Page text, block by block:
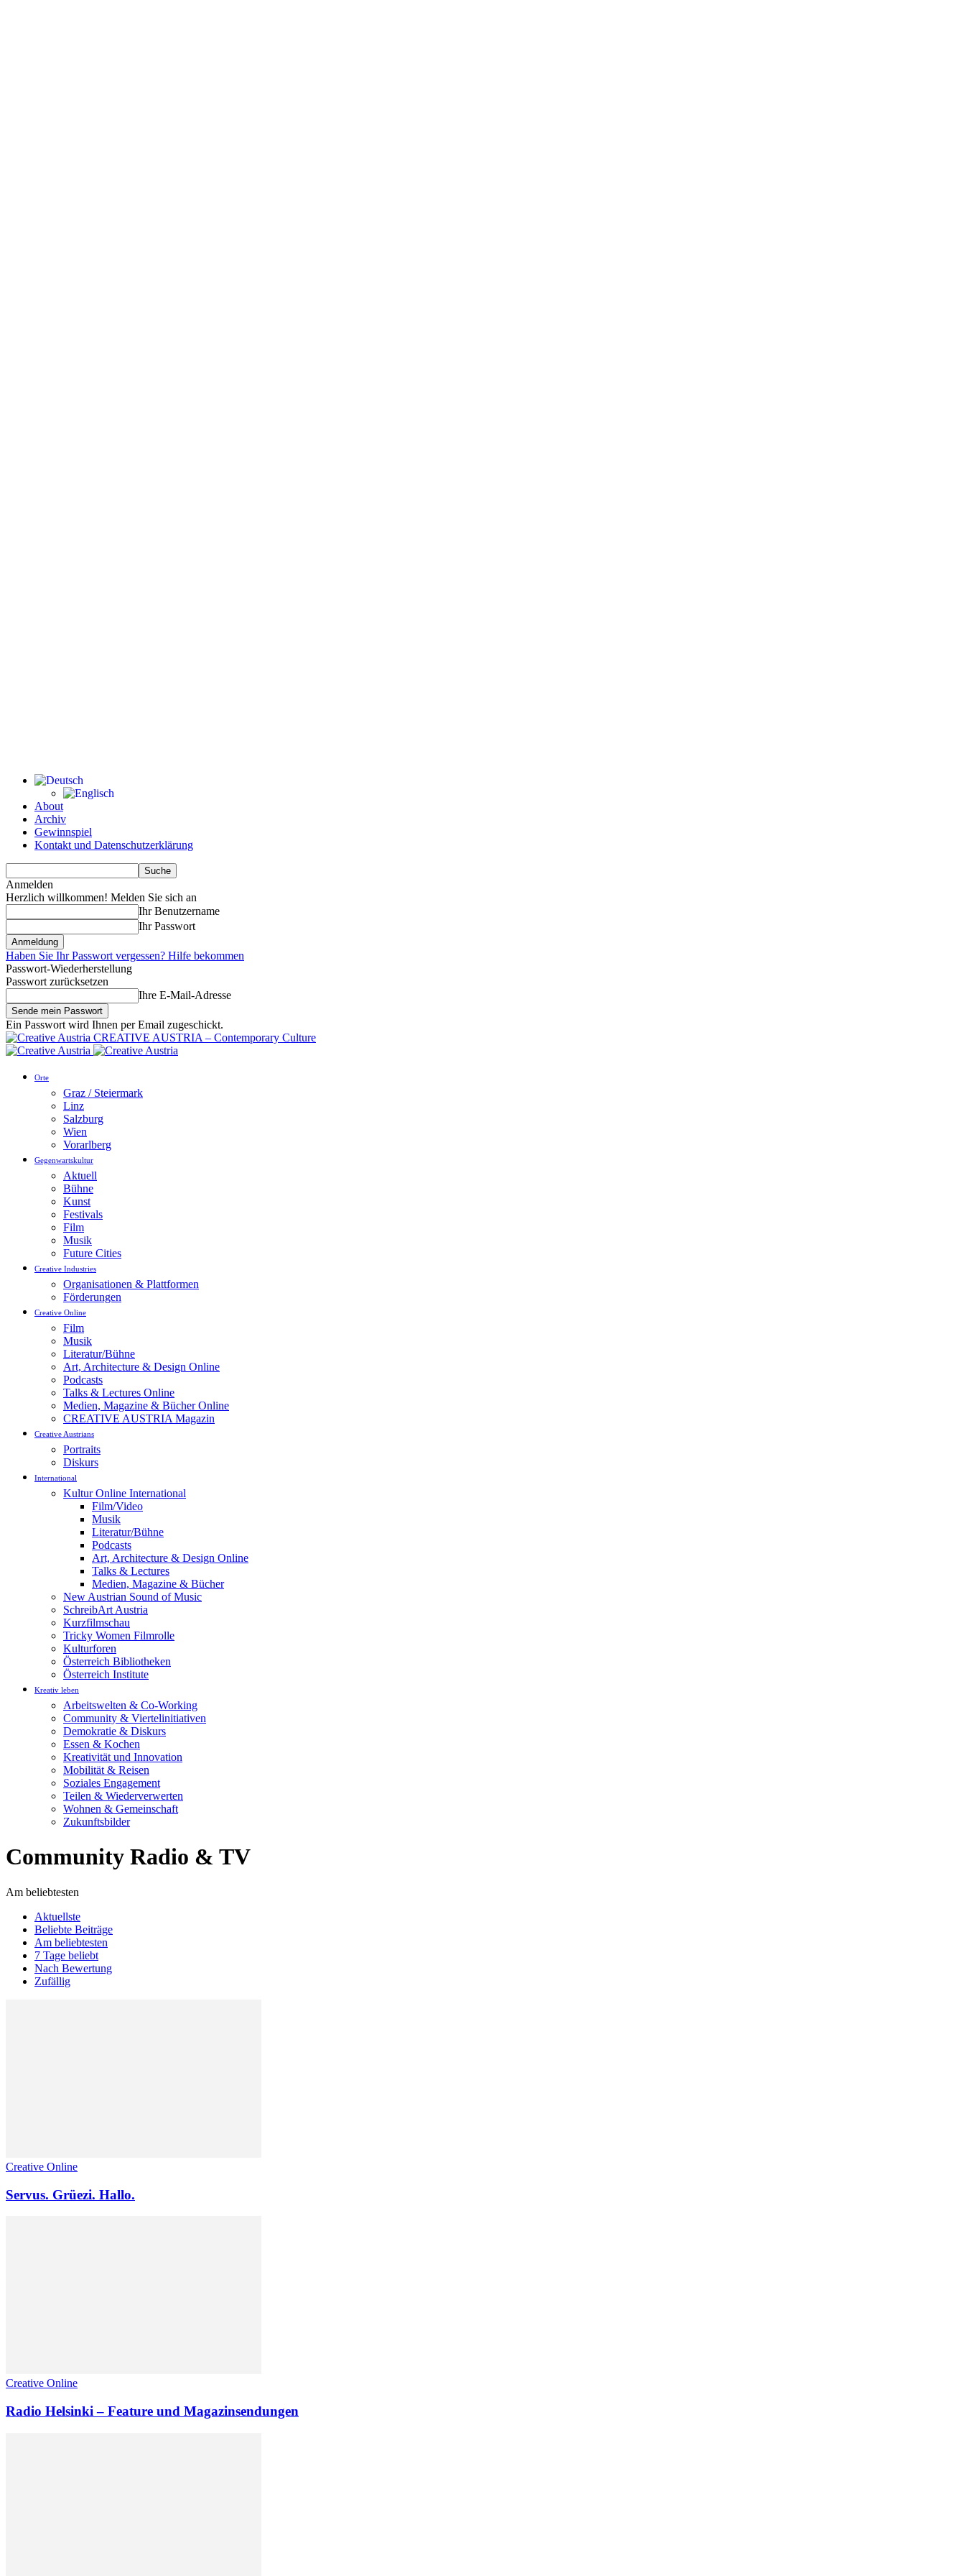
About
Archiv
Gewinnspiel
Kontakt und Datenschutzerklärung
Anmelden
Herzlich willkommen! Melden Sie sich an
Ihr Benutzername
Ihr Passwort
Haben Sie Ihr Passwort vergessen? Hilfe bekommen
Passwort-Wiederherstellung
Passwort zurücksetzen
Ihre E-Mail-Adresse
Ein Passwort wird Ihnen per Email zugeschickt.
CREATIVE AUSTRIA – Contemporary Culture
Orte
Graz / Steiermark
Linz
Salzburg
Wien
Vorarlberg
Gegenwartskultur
Aktuell
Bühne
Kunst
Festivals
Film
Musik
Future Cities
Creative Industries
Organisationen & Plattformen
Förderungen
Creative Online
Film
Musik
Literatur/Bühne
Art, Architecture & Design Online
Podcasts
Talks & Lectures Online
Medien, Magazine & Bücher Online
CREATIVE AUSTRIA Magazin
Creative Austrians
Portraits
Diskurs
International
Kultur Online International
Film/Video
Musik
Literatur/Bühne
Podcasts
Art, Architecture & Design Online
Talks & Lectures
Medien, Magazine & Bücher
New Austrian Sound of Music
SchreibArt Austria
Kurzfilmschau
Tricky Women Filmrolle
Kulturforen
Österreich Bibliotheken
Österreich Institute
Kreativ leben
Arbeitswelten & Co-Working
Community & Viertelinitiativen
Demokratie & Diskurs
Essen & Kochen
Kreativität und Innovation
Mobilität & Reisen
Soziales Engagement
Teilen & Wiederverwerten
Wohnen & Gemeinschaft
Zukunftsbilder
Community Radio & TV
Am beliebtesten
Aktuellste
Beliebte Beiträge
Am beliebtesten
7 Tage beliebt
Nach Bewertung
Zufällig
Creative Online
Servus. Grüezi. Hallo.
Creative Online
Radio Helsinki – Feature und Magazinsendungen